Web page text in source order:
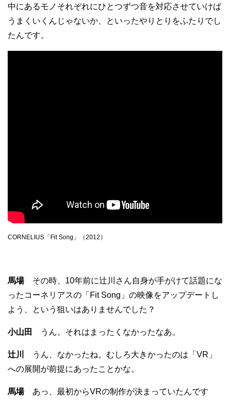
中にあるモノそれぞれにひとつずつ音を対応させていけば
うまくいくんじゃないか、といったやりとりをふたりでし
たんです。
CORNELIUS「Fit Song」（2012）
馬場その時、10年前に辻川さん自身が手がけて話題にな
ったコーネリアスの「Fit Song」の映像をアップデートし
よう、という狙いはありませんでした？
小山田 うん。それはまったくなかったなあ。
辻川
うん、なかったね。むしろ大きかったのは「VR」
への展開が前提にあったことかな。
馬場あっ、最初からVRの制作が決まっていたんです